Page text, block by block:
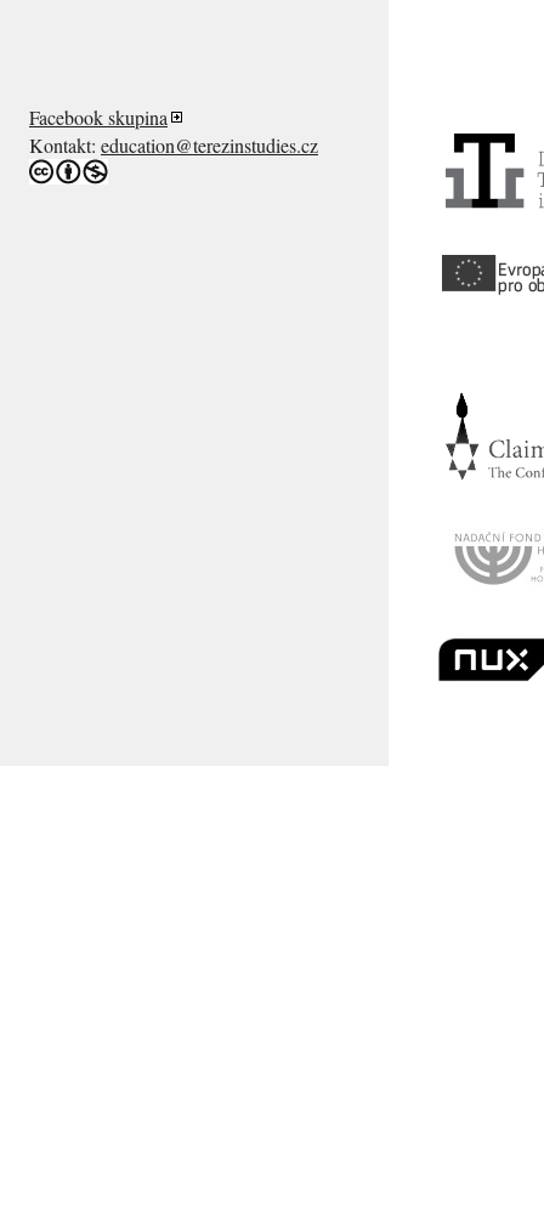
Facebook skupina
Kontakt: education@terezinstudies.cz